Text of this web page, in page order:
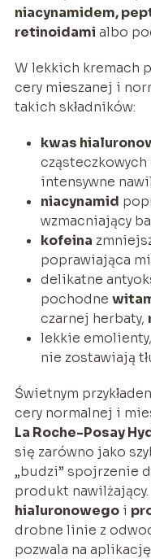
niacynamidem,
retinoidami albo
W lekkich kremach
cery mieszanej i
takich składników:
kwas
cząsteczkowych
intensywne
niacynamid
wzmacniający
kofeina
poprawiająca
delikatne
pochodne
czarnej herbaty,
lekkie
nie zostawiają
Świetnym
cery normalnej i
La Roche-Posay
się zarówno jako
„budzi” spojrzenie
produkt
hialuronowegoi
drobne linie z
pozwala na